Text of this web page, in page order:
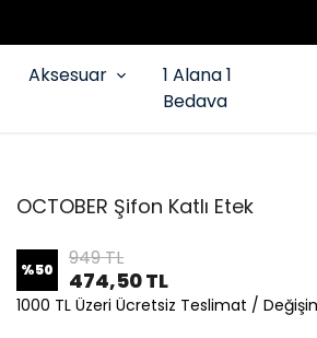
Aksesuar
1 Alana 1
Bedava
OCTOBER Şifon Katlı Etek
%50 949 TL
474,50 TL
1000 TL Üzeri Ücretsiz Teslimat /